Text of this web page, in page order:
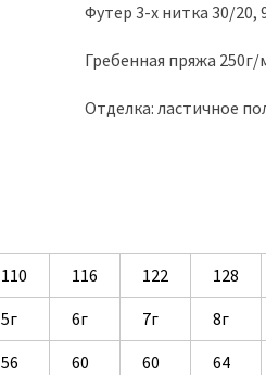
Футер 3-х нитка 30/20,
Гребенная пряжа 250г/
Отделка: ластичное
110 116 122 128
5г 6г 7г 8г
56 60 60 64